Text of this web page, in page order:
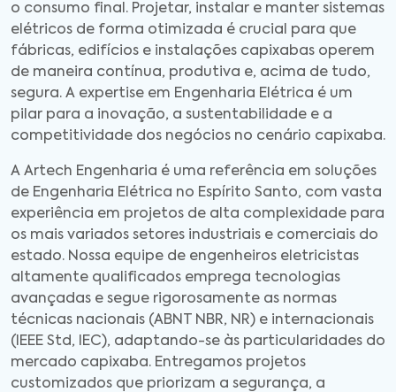
o consumo final. Projetar, instalar e manter sistemas
elétricos de forma otimizada é crucial para que
fábricas, edifícios e instalações capixabas operem
de maneira contínua, produtiva e, acima de tudo,
segura. A expertise em Engenharia Elétrica é um
pilar para a inovação, a sustentabilidade e a
competitividade dos negócios no cenário capixaba.
A Artech Engenharia é uma referência em soluções
de Engenharia Elétrica no Espírito Santo, com vasta
experiência em projetos de alta complexidade para
os mais variados setores industriais e comerciais do
estado. Nossa equipe de engenheiros eletricistas
altamente qualificados emprega tecnologias
avançadas e segue rigorosamente as normas
técnicas nacionais (ABNT NBR, NR) e internacionais
(IEEE Std, IEC), adaptando-se às particularidades do
mercado capixaba. Entregamos projetos
customizados que priorizam a segurança, a